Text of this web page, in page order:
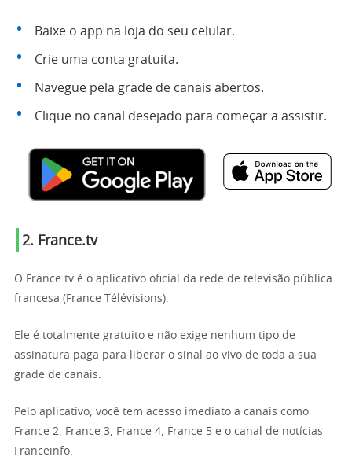
Baixe o app na loja do seu celular.
Crie uma conta gratuita.
Navegue pela grade de canais abertos.
Clique no canal desejado para começar a assistir.
2. France.tv
O France.tv é o aplicativo oficial da rede de televisão pública
francesa (France Télévisions).
Ele é totalmente gratuito e não exige nenhum tipo de
assinatura paga para liberar o sinal ao vivo de toda a sua
grade de canais.
Pelo aplicativo, você tem acesso imediato a canais como
France 2, France 3, France 4, France 5 e o canal de notícias
Franceinfo.